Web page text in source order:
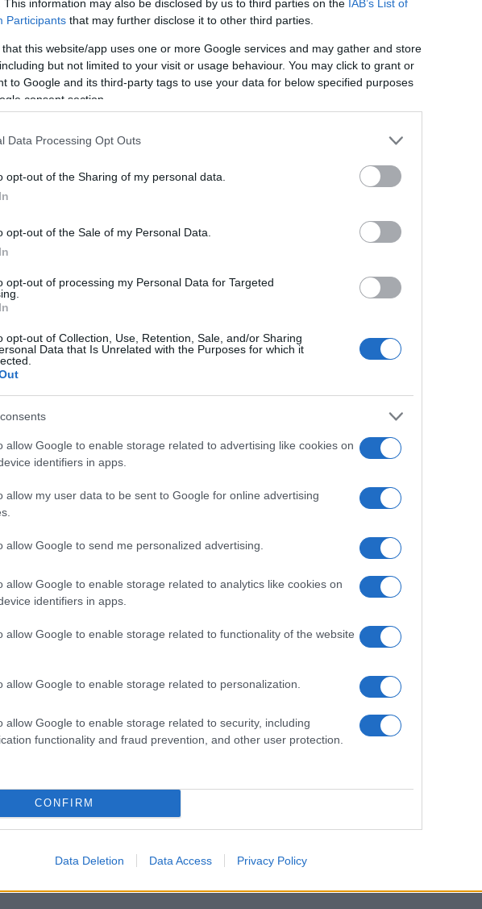
This information may also be disclosed by us to third parties on the IAB’s List of
Participants that may further disclose it to other third parties.
that this website/app uses one or more Google services and may gather and store
but not limited to your visit or usage behaviour. You may click to grant or
to Google and its third-party tags to use your data for below specified purposes
consent section.
Data Processing Opt Outs
opt-out of the Sharing of my personal data.
opt-out of the Sale of my Personal Data.
opt-out of processing my Personal Data for Targeted
opt-out of Collection, Use, Retention, Sale, and/or Sharing
Data that Is Unrelated with the Purposes for which it
allow Google to enable storage related to advertising like cookies on
identifiers in apps.
allow my user data to be sent to Google for online advertising
allow Google to send me personalized advertising.
allow Google to enable storage related to analytics like cookies on
identifiers in apps.
allow Google to enable storage related to functionality of the website
allow Google to enable storage related to personalization.
allow Google to enable storage related to security, including
functionality and fraud prevention, and other user protection.
CONFIRM
Data Deletion Data Access Privacy Policy
in cui non ci sono in programma gare
allenamenti collegiali in altre palestre
“E’ fondamentale. Se si vuole
aspettavanoun esito così entusiasmante
eravamo ottimisti,
ulteriormente sfoderando
un altro test da brividi:i Campionati
Padre e
Carrus . Per la nostra piccola
Siamo
e raggiunti conun impegno costante sul
nella sezione
i tuoi video e le tue foto
+39 345 356 7512
di GalluraOggi.it
news da
Mario Malu
Paolo Pinna
Martina
Giovannimaria